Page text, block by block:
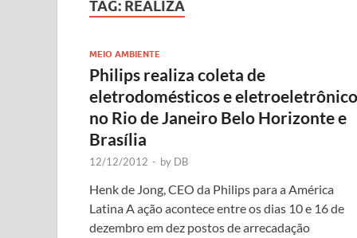
TAG: REALIZA
MEIO AMBIENTE
Philips realiza coleta de
eletrodomésticos e
no Rio de Janeiro Belo Horizonte e
Brasília
12/12/2012 - by DB
Henk de Jong, CEO da Philips para a América
Latina A ação acontece entre os dias 10 e 16 de
dezembro em dez postos de arrecadação